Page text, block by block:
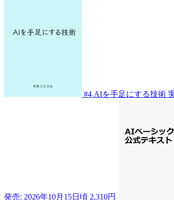
#4 AIを手足にする技術
発売: 2026年10月15日頃 2,310円